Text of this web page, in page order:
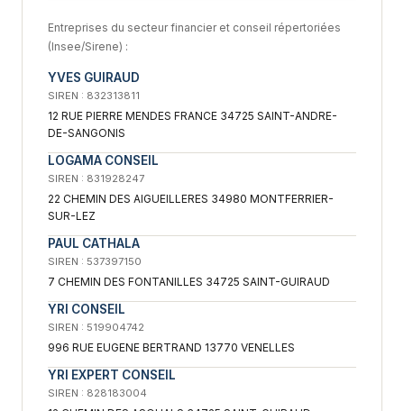
Entreprises du secteur financier et conseil répertoriées
(Insee/Sirene) :
YVES GUIRAUD
SIREN : 832313811
12 RUE PIERRE MENDES FRANCE 34725 SAINT-ANDRE-
DE-SANGONIS
LOGAMA CONSEIL
SIREN : 831928247
22 CHEMIN DES AIGUEILLERES 34980 MONTFERRIER-
SUR-LEZ
PAUL CATHALA
SIREN : 537397150
7 CHEMIN DES FONTANILLES 34725 SAINT-GUIRAUD
YRI CONSEIL
SIREN : 519904742
996 RUE EUGENE BERTRAND 13770 VENELLES
YRI EXPERT CONSEIL
SIREN : 828183004